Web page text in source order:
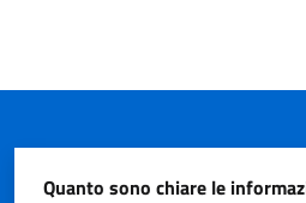
Quanto sono chiare le